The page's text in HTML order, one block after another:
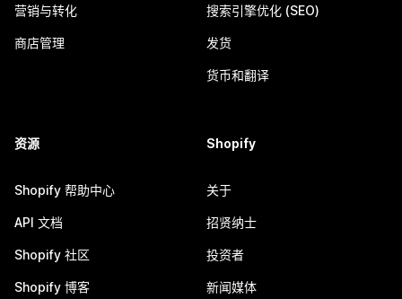
营销与转化
商店管理
搜索引擎优化 (SEO)
发货
货币和翻译
资源
Shopify 帮助中心
API 文档
Shopify 社区
Shopify 博客
Shopify
关于
招贤纳士
投资者
新闻媒体